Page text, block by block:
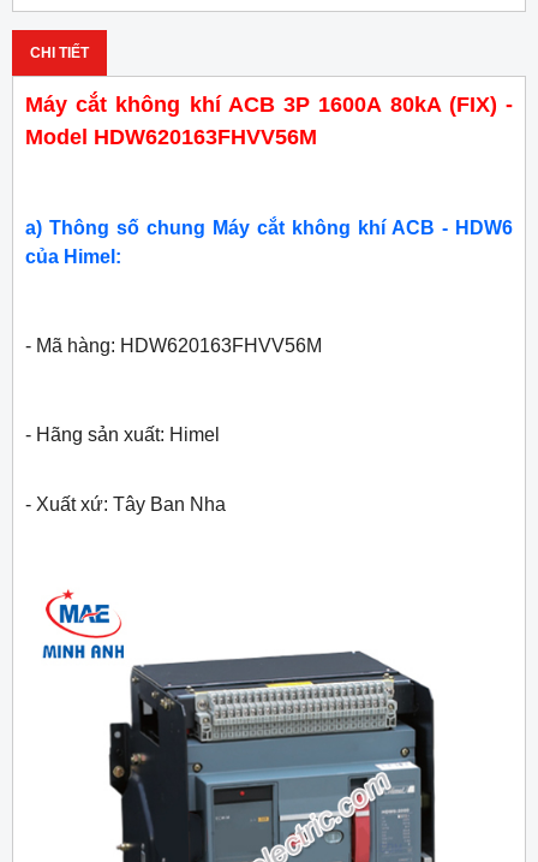
CHI TIẾT
Máy cắt không khí ACB 3P 1600A 80kA (FIX) -
Model HDW620163FHVV56M
a) Thông số chung Máy cắt không khí ACB - HDW6
của Himel:
- Mã hàng: HDW620163FHVV56M
- Hãng sản xuất: Himel
- Xuất xứ: Tây Ban Nha